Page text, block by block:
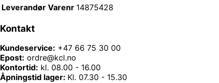
Leverandør Varenr 14875428
Kontakt
Kundeservice: +47 66 75 30 00
Epost: ordre@kcl.no
Kontortid: kl. 08.00 - 16.00
Åpningstid lager: Kl. 07.30 - 15.30